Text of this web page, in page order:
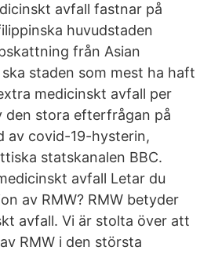
avfall fastnar på
huvudstaden
från Asian
staden som mest ha haft
medicinskt avfall per
den stora efterfrågan på
av covid-19-hysterin,
statskanalen BBC.
avfall Letar du
av RMW? RMW betyder
avfall. Vi är stolta över att
RMW i den största